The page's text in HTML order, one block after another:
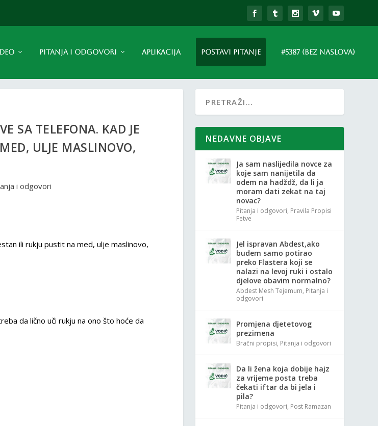
PITANJA I ODGOVORI APLIKACIJA POSTAVI PITANJE #5387 (BEZ NASLOVA)
SA TELEFONA. KAD JE
ULJE MASLINOVO,
i odgovori
ili rukju pustit na med, ulje maslinovo,
da lično uči rukju na ono što hoće da
NEDAVNE OBJAVE
Ja sam naslijedila novce za
koje sam nanijetila da
odem na hadždž, da li ja
moram dati zekat na taj
novac?
Pitanja i odgovori, Pravila Propisi
Fetve
Jel ispravan Abdest,ako
budem samo potirao
preko Flastera koji se
nalazi na levoj ruki i ostalo
djelove obavim normalno?
Abdest Mesh Tejemum, Pitanja i
odgovori
Promjena djetetovog
prezimena
Bračni propisi, Pitanja i odgovori
Da li žena koja dobije hajz
za vrijeme posta treba
čekati iftar da bi jela i
pila?
Pitanja i odgovori, Post Ramazan